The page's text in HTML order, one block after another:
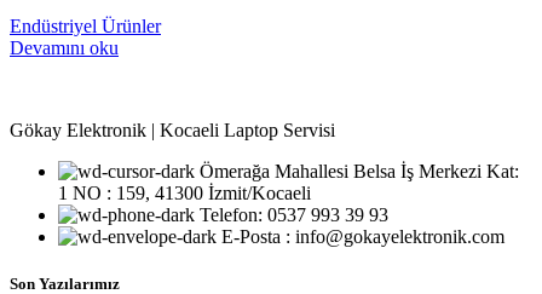
Endüstriyel Ürünler
Devamını oku
Gökay Elektronik | Kocaeli Laptop Servisi
Ömerağa Mahallesi Belsa İş Merkezi Kat:
1 NO : 159, 41300 İzmit/Kocaeli
Telefon: 0537 993 39 93
E-Posta : info@gokayelektronik.com
Son Yazılarımız